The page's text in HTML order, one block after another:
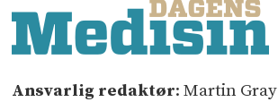
Ansvarlig redaktør: Martin Gray